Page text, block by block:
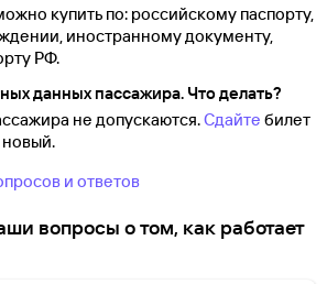
купить по: российскому паспорту,
иностранному документу,
РФ.
данных пассажира. Что делать?
не допускаются.Сдайте билет
и ответов
вопросы о том, как работает